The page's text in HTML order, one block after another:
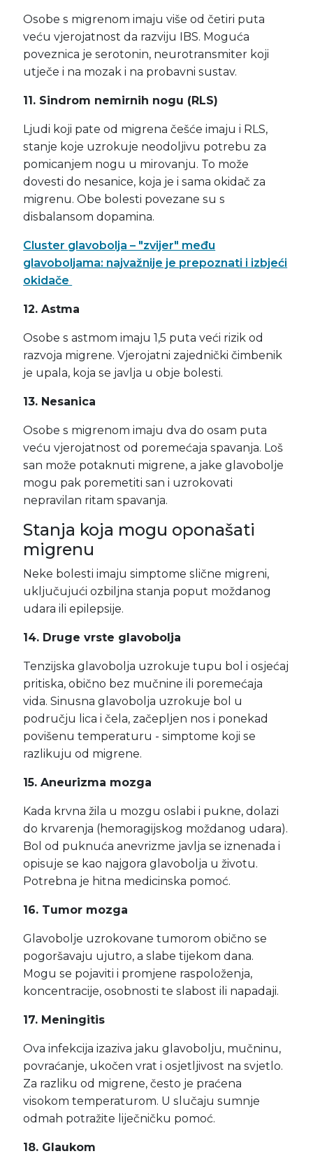
Osobe s migrenom imaju više od četiri puta
veću vjerojatnost da razviju IBS. Moguća
poveznica je serotonin, neurotransmiter koji
utječe i na mozak i na probavni sustav.
11. Sindrom nemirnih nogu (RLS)
Ljudi koji pate od migrena češće imaju i RLS,
stanje koje uzrokuje neodoljivu potrebu za
pomicanjem nogu u mirovanju. To može
dovesti do nesanice, koja je i sama okidač za
migrenu. Obe bolesti povezane su s
disbalansom dopamina.
Cluster glavobolja – "zvijer" među
glavoboljama: najvažnije je prepoznati i izbjeći
okidače
12. Astma
Osobe s astmom imaju 1,5 puta veći rizik od
razvoja migrene. Vjerojatni zajednički čimbenik
je upala, koja se javlja u obje bolesti.
13. Nesanica
Osobe s migrenom imaju dva do osam puta
veću vjerojatnost od poremećaja spavanja. Loš
san može potaknuti migrene, a jake glavobolje
mogu pak poremetiti san i uzrokovati
nepravilan ritam spavanja.
Stanja koja mogu oponašati
migrenu
Neke bolesti imaju simptome slične migreni,
uključujući ozbiljna stanja poput moždanog
udara ili epilepsije.
14. Druge vrste glavobolja
Tenzijska glavobolja uzrokuje tupu bol i osjećaj
pritiska, obično bez mučnine ili poremećaja
vida. Sinusna glavobolja uzrokuje bol u
području lica i čela, začepljen nos i ponekad
povišenu temperaturu - simptome koji se
razlikuju od migrene.
15. Aneurizma mozga
Kada krvna žila u mozgu oslabi i pukne, dolazi
do krvarenja (hemoragijskog moždanog udara).
Bol od puknuća anevrizme javlja se iznenada i
opisuje se kao najgora glavobolja u životu.
Potrebna je hitna medicinska pomoć.
16. Tumor mozga
Glavobolje uzrokovane tumorom obično se
pogoršavaju ujutro, a slabe tijekom dana.
Mogu se pojaviti i promjene raspoloženja,
koncentracije, osobnosti te slabost ili napadaji.
17. Meningitis
Ova infekcija izaziva jaku glavobolju, mučninu,
povraćanje, ukočen vrat i osjetljivost na svjetlo.
Za razliku od migrene, često je praćena
visokom temperaturom. U slučaju sumnje
odmah potražite liječničku pomoć.
18. Glaukom